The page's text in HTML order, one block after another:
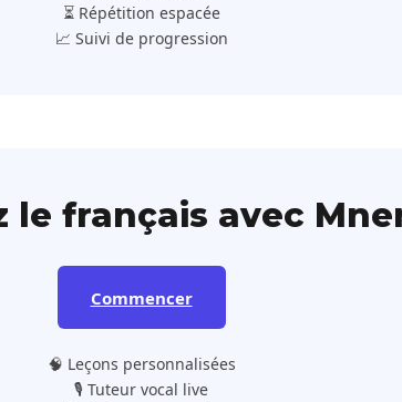
⏳ Répétition espacée
📈 Suivi de progression
le français avec
Commencer
🧠 Leçons personnalisées
🎙️ Tuteur vocal live